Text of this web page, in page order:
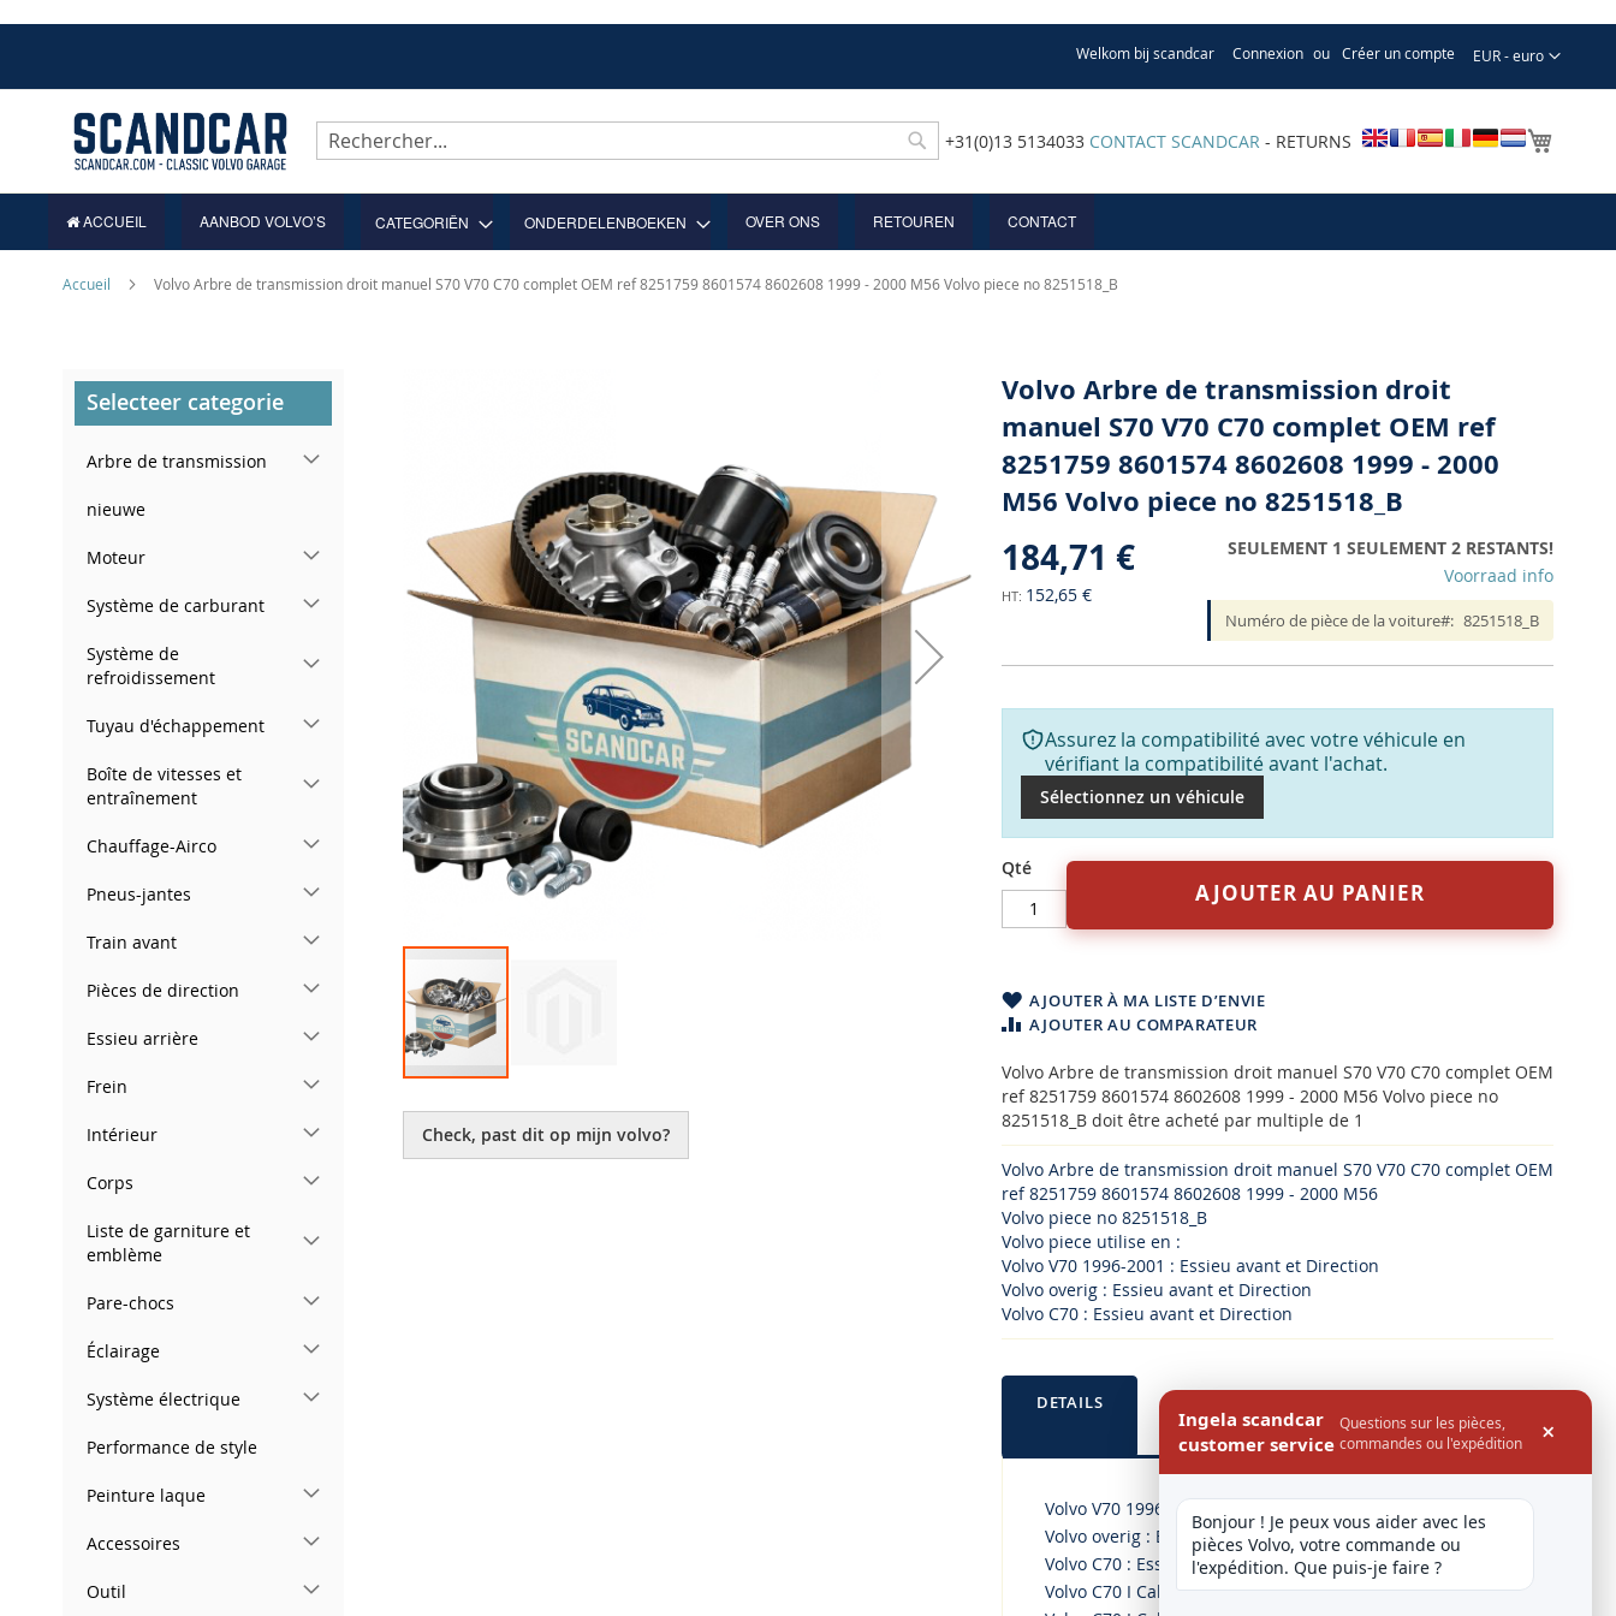
Devise
EUR - euro
Welkom bij scandcar Connexion Créer un compte
contenu
Rechercher
+31(0)13 5134033 CONTACT SCANDCAR - RETURNS
ACCUEIL AANBOD VOLVO’S CATEGORIËN ONDERDELENBOEKEN OVER ONS RETOUREN CONTACT
Accueil Volvo Arbre de transmission droit manuel S70 V70 C70 complet OEM ref 8251759 8601574 8602608 1999 - 2000 M56 Volvo piece no 8251518_B
gallery
to
the
beginning
Volvo Arbre de transmission droit
manuel S70 V70 C70 complet OEM ref
8251759 8601574 8602608 1999 - 2000
M56 Volvo piece no 8251518_B
184,71 €
152,65 €
SEULEMENT 1 SEULEMENT 2 RESTANTS!
Voorraad info
Numéro de pièce de la voiture 8251518_B
Assurez la compatibilité avec votre véhicule en
vérifiant la compatibilité avant l'achat.
Sélectionnez un véhicule
Qté
AJOUTER AU PANIER
AJOUTER À MA LISTE D’ENVIE
AJOUTER AU COMPARATEUR
Volvo Arbre de transmission droit manuel S70 V70 C70 complet OEM
ref 8251759 8601574 8602608 1999 - 2000 M56 Volvo piece no
8251518_B doit être acheté par multiple de 1
Volvo Arbre de transmission droit manuel S70 V70 C70 complet OEM
ref 8251759 8601574 8602608 1999 - 2000 M56
Volvo piece no 8251518_B
Volvo piece utilise en :
Volvo V70 1996-2001 : Essieu avant et Direction
Volvo overig : Essieu avant et Direction
Volvo C70 : Essieu avant et Direction
DETAILS
Volvo V70 1996-2001 : Essieu avant et Direction
Volvo overig : Essieu avant et Direction
Volvo C70 : Essieu avant et Direction
Volvo C70 I Cabriolet 2.0 T 03.00-10.05
Check, past dit op mijn volvo?
Selecteer categorie
Arbre de transmission
nieuwe
Moteur
Système de carburant
Système de
refroidissement
Tuyau d'échappement
Boîte de vitesses et
entraînement
Chauffage-Airco
Pneus-jantes
Train avant
Pièces de direction
Essieu arrière
Frein
Intérieur
Corps
Liste de garniture et
emblème
Pare-chocs
Éclairage
Système électrique
Performance de style
Peinture laque
Accessoires
Outil
Ingela scandcar
customer service
Questions sur les pièces,
commandes ou l'expédition
×
Bonjour ! Je peux vous aider avec les
pièces Volvo, votre commande ou
l'expédition. Que puis-je faire ?